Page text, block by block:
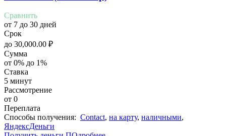
Сравнить
от 7 до 30 дней
Срок
до 30,000.00 ₽
Сумма
от 0% до 1%
Ставка
5 минут
Рассмотрение
от 0
Переплата
Cпособы получения: Contact, на карту, наличными,
ЯндексДеньги